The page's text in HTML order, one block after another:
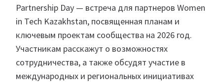
Partnership Day — встреча для партнеров Women
in Tech Kazakhstan, посвященная планам и
ключевым проектам сообщества на 2026 год.
Участникам расскажут о возможностях
сотрудничества, а также обсудят участие в
международных и региональных инициативах